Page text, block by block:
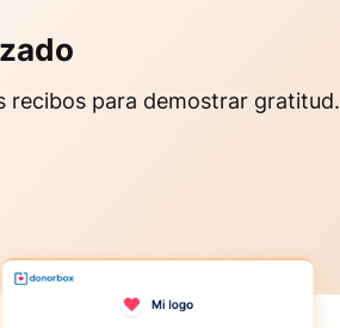
recibos para demostrar gratitud.